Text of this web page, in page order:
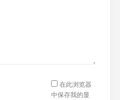
在此浏览器
中保存我的显